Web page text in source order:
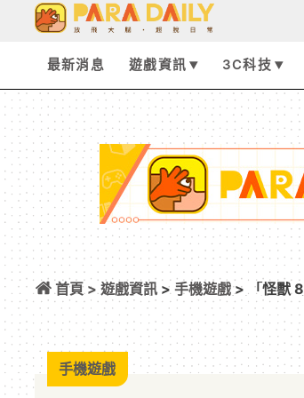
最新消息 遊戲資訊 3C科技
首頁 >遊戲資訊 >手機遊戲> 「怪獸
宗四郎之兄，★5 角色保科宗
元晶的番外活動［風雲兒，自
手機遊戲